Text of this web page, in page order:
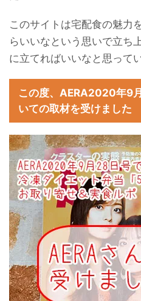
このサイトは宅配食の魅力
らいいなという思いで立ち
に立てればいいなと思って
この度、AERA2020年9
いての取材を受けました